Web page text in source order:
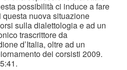
possibilità ci induce a fare
nuova situazione
sulla dialettologia e ad un
trascrittore da
d’Italia, oltre ad un
dei corsisti 2009.